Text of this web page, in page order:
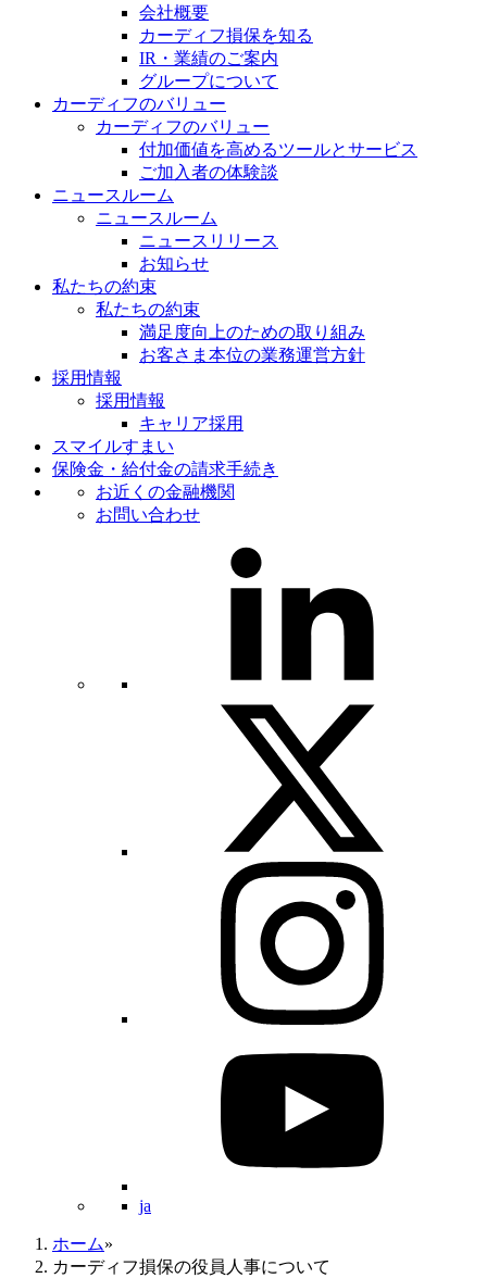
会社概要
カーディフ損保を知る
IR・業績のご案内
グループについて
カーディフのバリュー
カーディフのバリュー
付加価値を高めるツールとサービス
ご加入者の体験談
ニュースルーム
ニュースルーム
ニュースリリース
お知らせ
私たちの約束
私たちの約束
満足度向上のための取り組み
お客さま本位の業務運営方針
採用情報
採用情報
キャリア採用
スマイルすまい
保険金・給付金の請求手続き
お近くの金融機関
お問い合わせ
ja
ホーム»
カーディフ損保の役員人事について